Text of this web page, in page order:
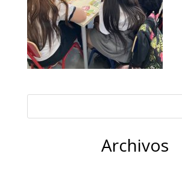
Archivos